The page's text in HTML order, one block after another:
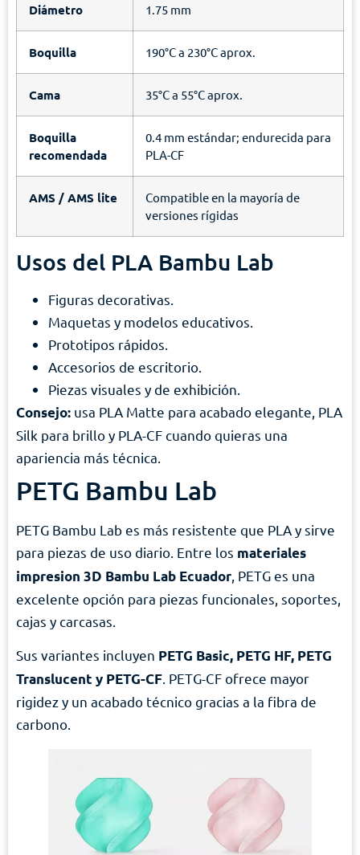
Diámetro 1.75 mm
Boquilla 190°C a 230°C aprox.
Cama 35°C a 55°C aprox.
Boquilla
recomendada
0.4 mm estándar; endurecida para
PLA-CF
AMS / AMS lite
Compatible en la mayoría de
versiones rígidas
Usos del PLA Bambu Lab
Figuras decorativas.
Maquetas y modelos educativos.
Prototipos rápidos.
Accesorios de escritorio.
Piezas visuales y de exhibición.
Consejo: usa PLA Matte para acabado elegante, PLA
Silk para brillo y PLA-CF cuando quieras una
apariencia más técnica.
PETG Bambu Lab
PETG Bambu Lab es más resistente que PLA y sirve
para piezas de uso diario. Entre los materiales
impresion 3D Bambu Lab Ecuador , PETG es una
excelente opción para piezas funcionales, soportes,
cajas y carcasas.
Sus variantes incluyen PETG Basic, PETG HF, PETG
Translucent y PETG-CF . PETG-CF ofrece mayor
rigidez y un acabado técnico gracias a la fibra de
carbono.